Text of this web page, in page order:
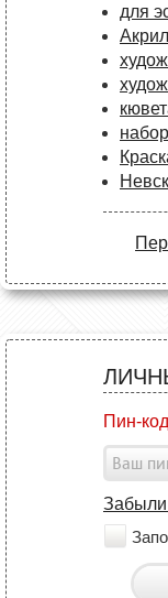
для
набор
Пин-код
Забыли